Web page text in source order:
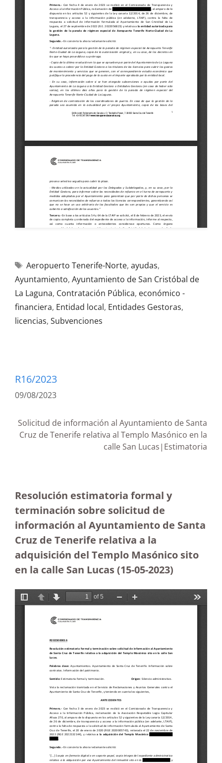
Aeropuerto Tenerife-Norte, ayudas,
Ayuntamiento, Ayuntamiento de San Cristóbal de
La Laguna, Contratación Pública, económico -
financiera, Entidad local, Entidades Gestoras,
licencias, Subvenciones
R16/2023
09/08/2023
Solicitud de información al Ayuntamiento de Santa
Cruz de Tenerife relativa al Templo Masónico en la
calle San Lucas|Estimatoria
Resolución estimatoria formal y
terminación sobre solicitud de
información al Ayuntamiento de Santa
Cruz de Tenerife relativa a la
adquisición del Templo Masónico sito
en la calle San Lucas (15-05-2023)